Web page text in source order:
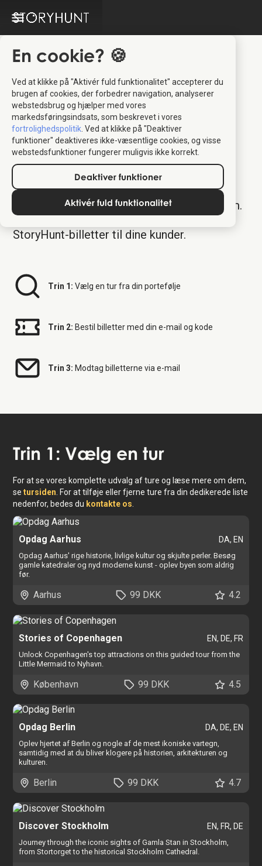
En cookie? 🍪
Ved at klikke på "Aktivér fuld funktionalitet" accepterer du
brugen af cookies, der forbedrer navigation, analyserer
webstedsbrug og hjælper med vores
markedsføringsindsats, som beskrevet i vores
fortrolighedspolitik . Ved at klikke på "Deaktiver
funktioner" deaktiveres ikke-væsentlige cookies, og visse
webstedsfunktioner fungerer muligvis ikke korrekt.
Deaktiver funktioner
Aktivér fuld funktionalitet
Alfa Travel Distributor
Platform
Velkommen til din dedikerede billetplatform.
Følg nedenstående trin for at bestille
StoryHunt-billetter til dine kunder.
Trin 1: Vælg en tur fra din portefølje
Trin 2: Bestil billetter med din e-mail og kode
Trin 3: Modtag billetterne via e-mail
Trin 1: Vælg en tur
For at se vores komplette udvalg af ture og læse mere om dem,
setursiden . For at tilføje eller fjerne ture fra din dedikerede liste
nedenfor, bedes du kontakte os
Opdag Aarhus DA, EN
Opdag Aarhus' rige historie, livlige kultur og skjulte perler. Besøg
gamle katedraler og nyd moderne kunst - oplev byen som aldrig
før.
Aarhus 99 DKK 4.2
Stories of Copenhagen EN, DE, FR
Unlock Copenhagen's top attractions on this guided tour from the
Little Mermaid to Nyhavn.
København 99 DKK 4.5
Opdag Berlin DA, DE, EN
Oplev hjertet af Berlin og nogle af de mest ikoniske vartegn,
samtidig med at du bliver klogere på historien, arkitekturen og
kulturen.
Berlin 99 DKK 4.7
Discover Stockholm EN, FR, DE
Journey through the iconic sights of Gamla Stan in Stockholm,
from Stortorget to the historical Stockholm Cathedral.